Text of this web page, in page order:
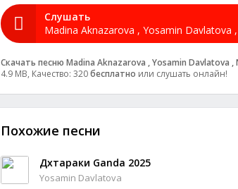
Слушать
Скачать песню Madina Aknazarova , Yosamin Davlatova
4.9 MB, Качество: 320бесплатно или слушать онлайн!
Похожие песни
Дхтараки Ganda 2025
Yosamin Davlatova